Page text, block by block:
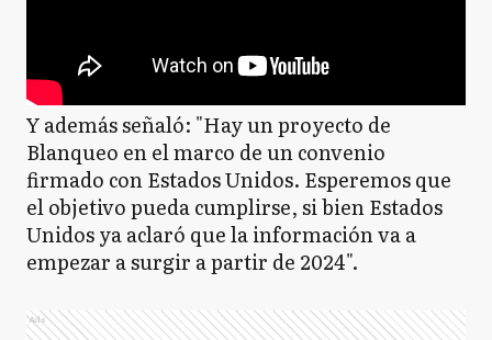
Y además señaló: "Hay un proyecto de
Blanqueo en el marco de un convenio
firmado con Estados Unidos. Esperemos que
el objetivo pueda cumplirse, si bien Estados
Unidos ya aclaró que la información va a
empezar a surgir a partir de 2024".
Ads